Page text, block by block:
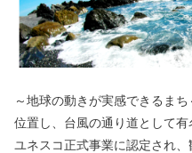
～地球の動きが実感できるまち～室戸市 室戸市は
位置し、台風の通り道として
ユネスコ正式事業に認定され